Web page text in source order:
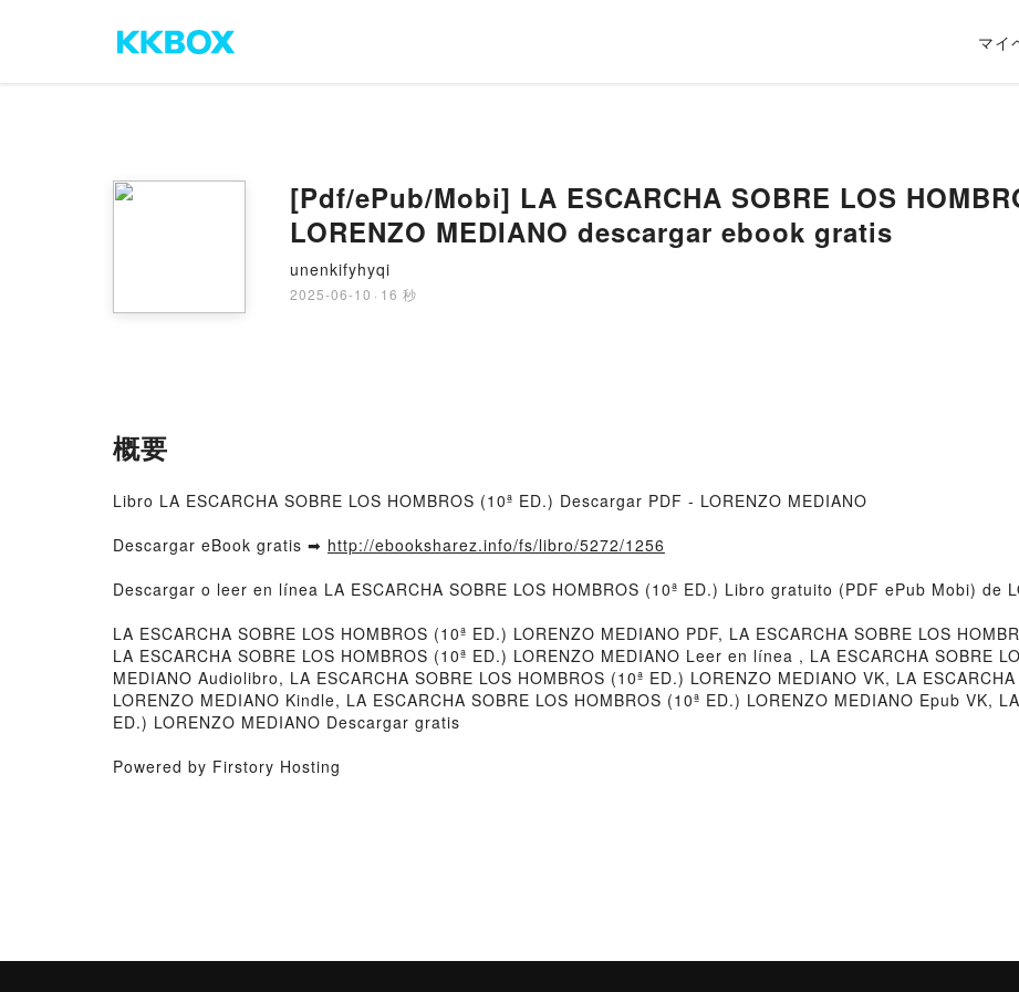
マイ
[Pdf/ePub/Mobi] LA ESCARCHA SOBRE LOS
LORENZO MEDIANO descargar ebook gratis
unenkifyhyqi
2025-06-10 · 16 秒
概要
Libro LA ESCARCHA SOBRE LOS HOMBROS (10ª ED.) Descargar PDF - LORENZO MEDIANO
Descargar eBook gratis ➡ http://ebooksharez.info/fs/libro/5272/1256
Descargar o leer en línea LA ESCARCHA SOBRE LOS HOMBROS (10ª ED.) Libro gratuito (PDF ePub Mobi) de
LA ESCARCHA SOBRE LOS HOMBROS (10ª ED.) LORENZO MEDIANO PDF, LA ESCARCHA SOBRE LOS
LA ESCARCHA SOBRE LOS HOMBROS (10ª ED.) LORENZO MEDIANO Leer en línea , LA ESCARCHA SOBRE
MEDIANO Audiolibro, LA ESCARCHA SOBRE LOS HOMBROS (10ª ED.) LORENZO MEDIANO VK, LA
LORENZO MEDIANO Kindle, LA ESCARCHA SOBRE LOS HOMBROS (10ª ED.) LORENZO MEDIANO Epub VK,
ED.) LORENZO MEDIANO Descargar gratis
Powered by Firstory Hosting